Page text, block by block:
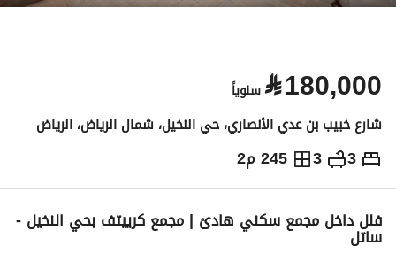
⃁180,000 سنوياً
شارع خبيب بن عدي الأنصاري، حي النخيل، شمال الرياض، الرياض
3
3 245 م2 ⃁
180,000 سنوياً
الإعلان الاماكن القريبة
فلل داخل مجمع سكني هادئ | مجمع كرييتف بحي النخيل -
ساتل